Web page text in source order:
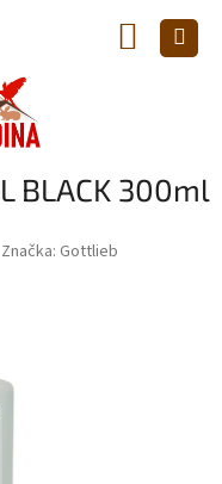
KOŠÍK
BLACK 300ml
Značka: Gottlieb